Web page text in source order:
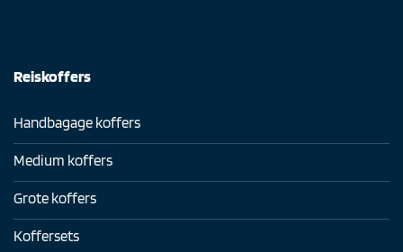
Reiskoffers
Handbagage koffers
Medium koffers
Grote koffers
Koffersets